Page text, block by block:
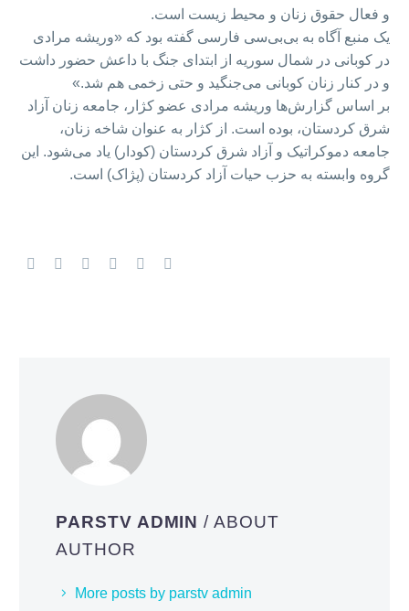
و فعال حقوق زنان و محیط زیست است.
یک منبع آگاه به بی‌بی‌سی‌ فارسی گفته بود که «وریشه مرادی
در کوبانی در شمال سوریه از ابتدای جنگ با داعش حضور داشت
و در کنار زنان کوبانی می‌جنگید و حتی زخمی هم شد.»
بر اساس گزارش‌ها وریشه مرادی عضو کژار، جامعه زنان آزاد
شرق کردستان، بوده است. از کژار به عنوان شاخه زنان،
جامعه دموکراتیک و آزاد شرق کردستان (کودار) یاد می‌شود.‌‌ این
گروه وابسته به حزب حیات آزاد کردستان (پژاک) است.
PARSTV ADMIN/ ABOUT
AUTHOR
More posts by parstv admin